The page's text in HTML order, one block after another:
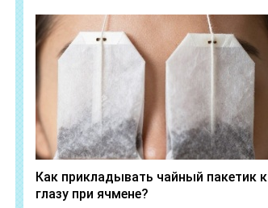
Как прикладывать чайный пакетик к
глазу при ячмене?